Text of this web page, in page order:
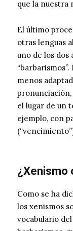
que la nuestra
El último
otras lenguas
uno de los dos
menos
el lugar de un
ejemplo, con
¿Xenismo
Como se ha
los xenismos
vocabulario